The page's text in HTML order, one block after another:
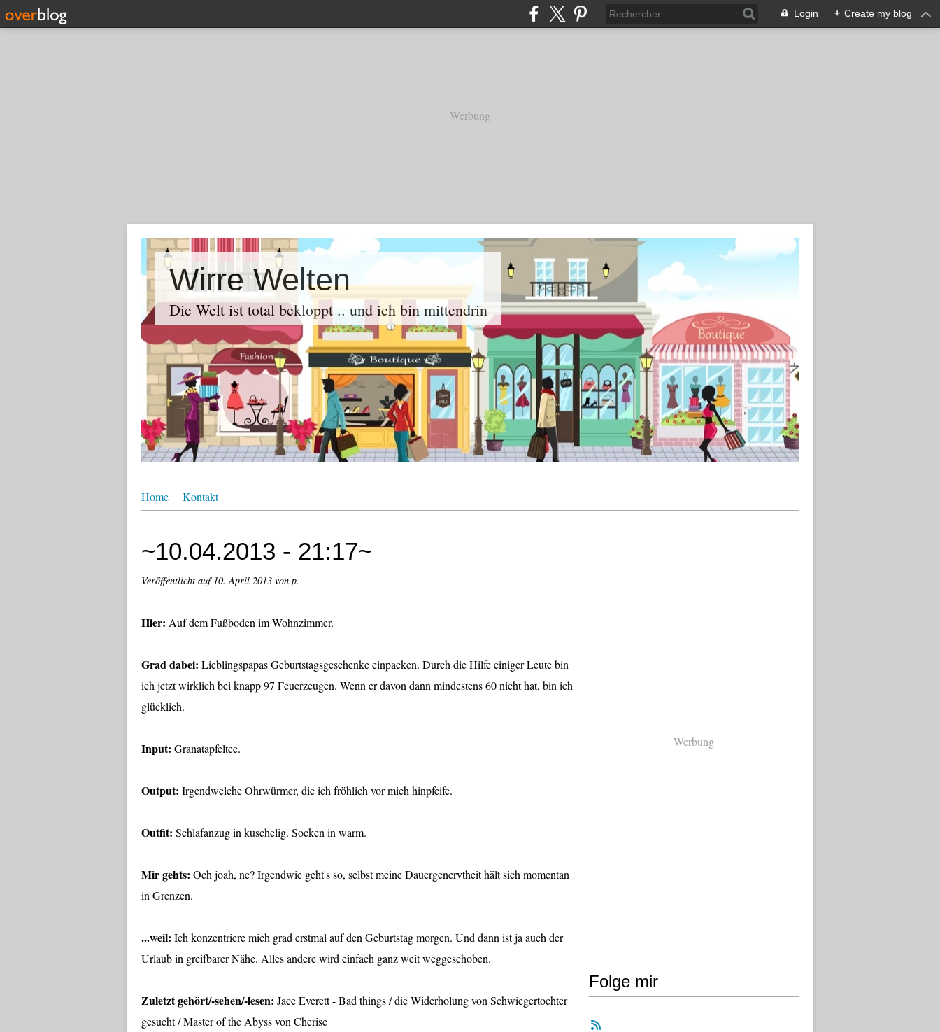
Login + Create my blog
Werbung
Wirre Welten
Die Welt ist total bekloppt .. und ich bin mittendrin
Home Kontakt
~10.04.2013 - 21:17~
Veröffentlicht auf10. April 2013 von p.
Hier: Auf dem Fußboden im Wohnzimmer.
Grad dabei: Lieblingspapas Geburtstagsgeschenke einpacken. Durch die Hilfe einiger Leute bin
ich jetzt wirklich bei knapp 97 Feuerzeugen. Wenn er davon dann mindestens 60 nicht hat, bin ich
glücklich.
Input: Granatapfeltee.
Output: Irgendwelche Ohrwürmer, die ich fröhlich vor mich hinpfeife.
Outfit: Schlafanzug in kuschelig. Socken in warm.
Mir gehts: Och joah, ne? Irgendwie geht's so, selbst meine Dauergenervtheit hält sich momentan
in Grenzen.
...weil: Ich konzentriere mich grad erstmal auf den Geburtstag morgen. Und dann ist ja auch der
Urlaub in greifbarer Nähe. Alles andere wird einfach ganz weit weggeschoben.
Zuletzt gehört/-sehen/-lesen: Jace Everett - Bad things / die Widerholung von Schwiegertochter
gesucht / Master of the Abyss von Cherise
Werbung
Folge mir